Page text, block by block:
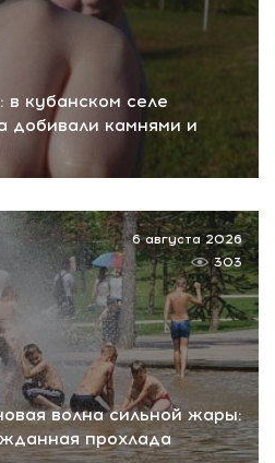
в кубанском селе
добивали камнями и
волна сильной жары:
прохлада
6 августа 2026
303